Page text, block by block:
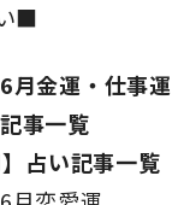
■
月金運・仕事運
事一覧
占い記事一覧